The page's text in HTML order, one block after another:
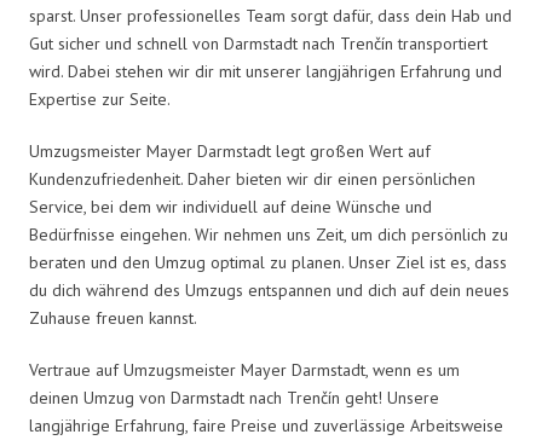
sparst. Unser professionelles Team sorgt dafür, dass dein Hab und
Gut sicher und schnell von Darmstadt nach Trenčín transportiert
wird. Dabei stehen wir dir mit unserer langjährigen Erfahrung und
Expertise zur Seite.
Umzugsmeister Mayer Darmstadt legt großen Wert auf
Kundenzufriedenheit. Daher bieten wir dir einen persönlichen
Service, bei dem wir individuell auf deine Wünsche und
Bedürfnisse eingehen. Wir nehmen uns Zeit, um dich persönlich zu
beraten und den Umzug optimal zu planen. Unser Ziel ist es, dass
du dich während des Umzugs entspannen und dich auf dein neues
Zuhause freuen kannst.
Vertraue auf Umzugsmeister Mayer Darmstadt, wenn es um
deinen Umzug von Darmstadt nach Trenčín geht! Unsere
langjährige Erfahrung, faire Preise und zuverlässige Arbeitsweise